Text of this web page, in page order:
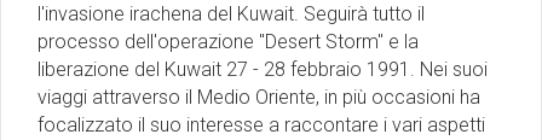
l'invasione irachena del Kuwait. Seguirà tutto il
processo dell'operazione "Desert Storm" e la
liberazione del Kuwait 27 - 28 febbraio 1991. Nei suoi
viaggi attraverso il Medio Oriente, in più occasioni ha
focalizzato il suo interesse a raccontare i vari aspetti